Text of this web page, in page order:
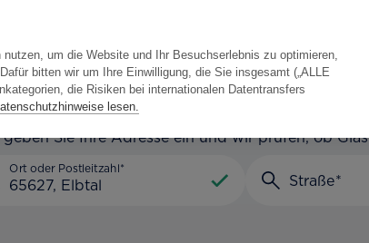
Sie Ihre Adresse ein und wir prüfen, ob
Ort oder Postleitzahl
Straße
um die Website und Ihr Besuchserlebnis zu optimieren,
bitten wir um Ihre Einwilligung, die Sie insgesamt („ALLE
die Risiken bei internationalen Datentransfers
lesen.